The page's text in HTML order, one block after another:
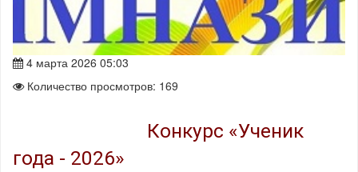
4 марта 2026 05:03
Количество просмотров: 169
Конкурс «Ученик
года - 2026»